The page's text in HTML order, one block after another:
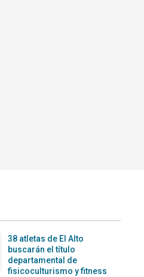
38 atletas de El Alto
buscarán el título
departamental de
fisicoculturismo y fitness